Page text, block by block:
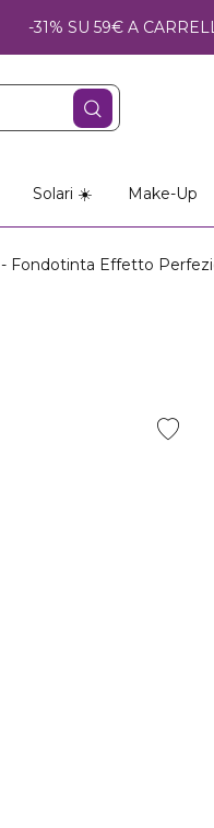
-31% SU 59€ A
Solari ☀️ Make-Up
Fondotinta Effetto